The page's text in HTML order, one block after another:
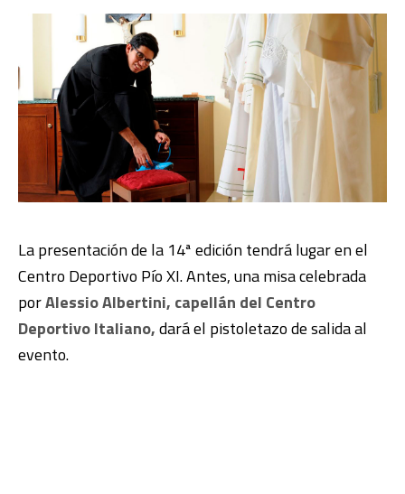
La presentación de la 14ª edición tendrá lugar en el
Centro Deportivo Pío XI. Antes, una misa celebrada
porAlessio Albertini, capellán del Centro
Deportivo Italiano,dará el pistoletazo de salida al
evento.